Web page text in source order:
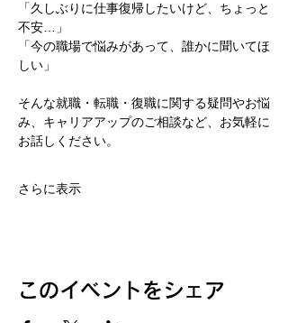
「久しぶりに仕事復帰したいけど、ちょっと
不安…」
「今の職場で悩みがあって、誰かに聞いてほ
しい」
そんな就職・転職・復職に関する疑問やお悩
み、キャリアアップのご相談など、お気軽に
お話しください。
さらに表示
このイベントをシェア